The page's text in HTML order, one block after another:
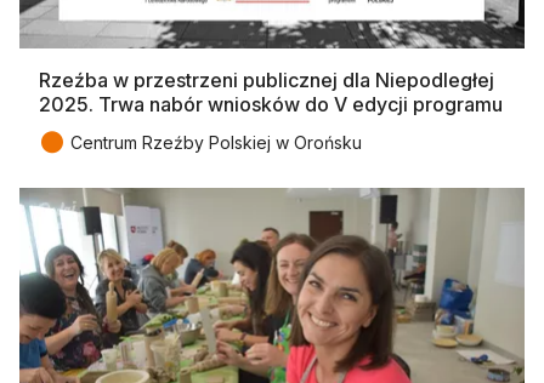
Rzeźba w przestrzeni publicznej dla Niepodległej
2025. Trwa nabór wniosków do V edycji programu
● Centrum Rzeźby Polskiej w Orońsku